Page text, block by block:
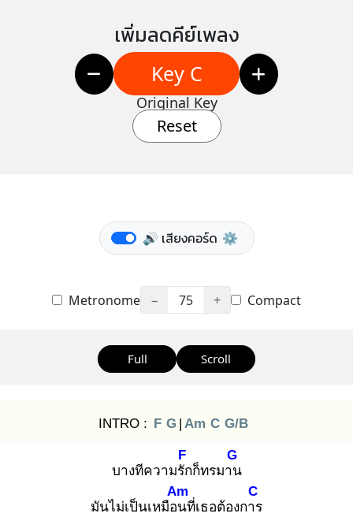
เพิ่มลดคีย์เพลง
Key C
Original Key
Reset
🔊 เสียงคอร์ด ⚙️
Metronome − 75 + Compact
Full Scroll
INTRO : F G | Am C G/B
บางทีความรัก
F
ก็ทรมาน
G
มันไม่เป็นเหมือน
Am
ที่เธอต้องการ
C